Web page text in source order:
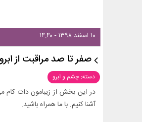
۱۰ اسفند ۱۳۹۸ - ۱۴:۴۰
صفر تا صد مراقبت از
دسته: چشم و ابرو
در این بخش از زیبامون دات کام
آشنا کنیم. با ما همراه باشید.